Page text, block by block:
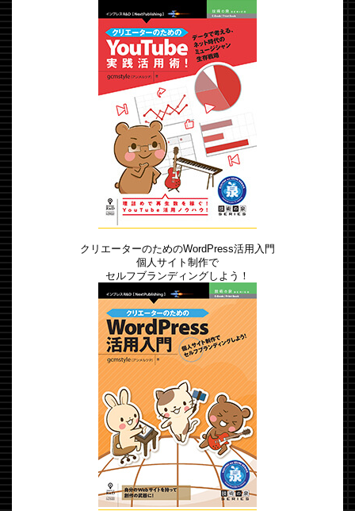
クリエーターのためのWordPress活用入門
個人サイト制作で
セルフブランディングしよう！